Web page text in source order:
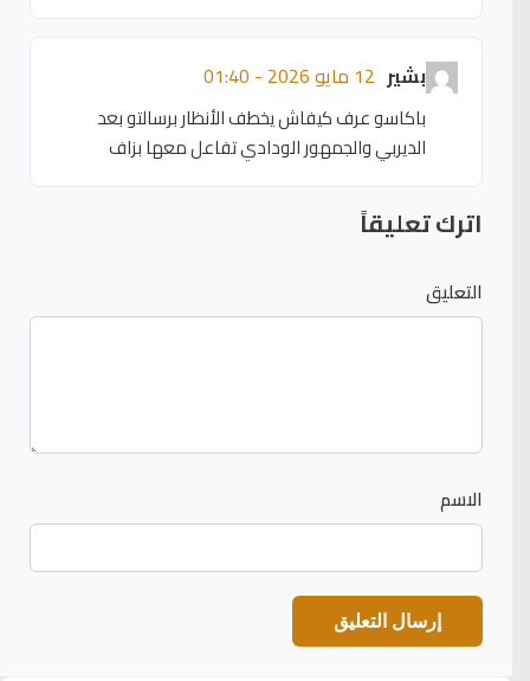
بشير 12 مايو 2026 - 01:40
باكاسو عرف كيفاش يخطف الأنظار برسالتو بعد
الديربي والجمهور الودادي تفاعل معها بزاف
اترك تعليقاً
التعليق
الاسم